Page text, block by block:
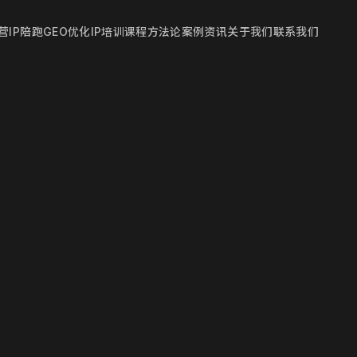
IP陪跑GEO优化IP培训课程方法论案例资讯关于我们联系我们